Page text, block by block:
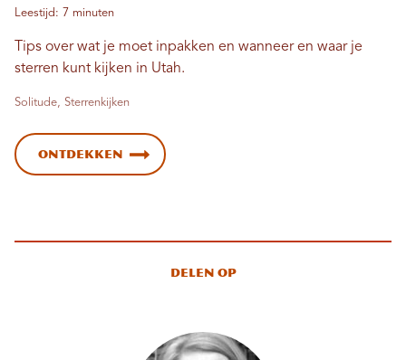
Leestijd: 7 minuten
Tips over wat je moet inpakken en wanneer en waar je
sterren kunt kijken in Utah.
Solitude, Sterrenkijken
Ontdekken
Delen op